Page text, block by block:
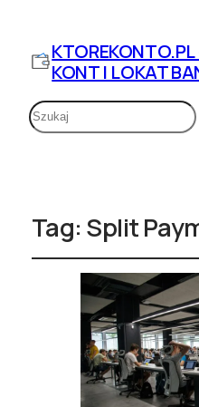
KONT I LOKAT
Szukaj
Tag: Split